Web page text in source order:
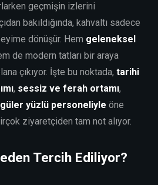
geçmişin izlerini
bakıldığında, kahvaltı sadece
dönüşür. Hem geleneksel
de modern tatları bir araya
çıkıyor. İşte bu noktada, tarihi
, sessiz ve ferah ortamı,
güler yüzlü personeliyle öne
ziyaretçiden tam not alıyor.
Tercih Ediliyor?